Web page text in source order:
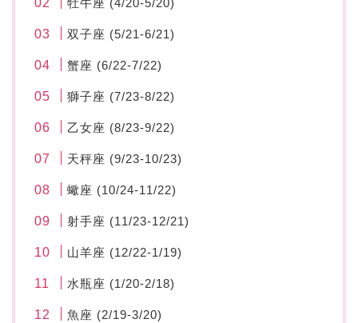
牡牛座 (4/20-5/20)
双子座 (5/21-6/21)
蟹座 (6/22-7/22)
獅子座 (7/23-8/22)
乙女座 (8/23-9/22)
天秤座 (9/23-10/23)
蠍座 (10/24-11/22)
射手座 (11/23-12/21)
山羊座 (12/22-1/19)
水瓶座 (1/20-2/18)
魚座 (2/19-3/20)